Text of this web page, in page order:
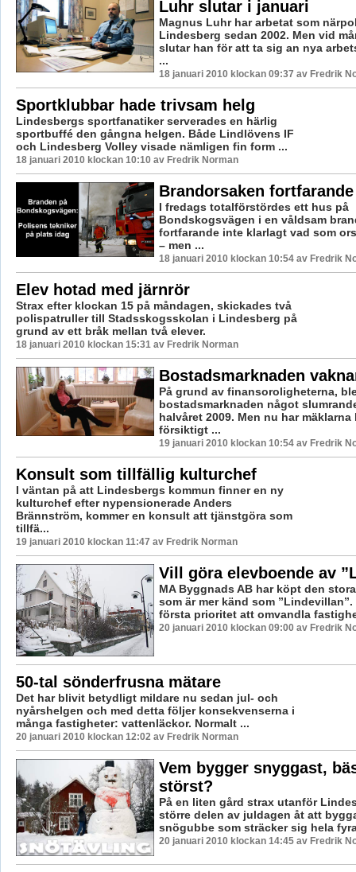
Luhr slutar i januari
Magnus Luhr har arbetat som
Lindesberg sedan 2002. Men vid
slutar han för att ta sig an nya
...
18 januari 2010 klockan 09:37 av Fredrik
Sportklubbar hade trivsam helg
Lindesbergs sportfanatiker serverades en härlig
sportbuffé den gångna helgen. Både Lindlövens IF
och Lindesberg Volley visade nämligen fin form ...
18 januari 2010 klockan 10:10 av Fredrik Norman
Brandorsaken
I fredags totalförstördes ett hus på
Bondskogsvägen i en våldsam
fortfarande inte klarlagt vad som
– men ...
18 januari 2010 klockan 10:54 av Fredrik
Elev hotad med järnrör
Strax efter klockan 15 på måndagen, skickades två
polispatruller till Stadsskogsskolan i Lindesberg på
grund av ett bråk mellan två elever.
18 januari 2010 klockan 15:31 av Fredrik Norman
Bostadsmarknaden
På grund av finansoroligheterna,
bostadsmarknaden något
halvåret 2009. Men nu har
försiktigt ...
19 januari 2010 klockan 10:54 av Fredrik
Konsult som tillfällig kulturchef
I väntan på att Lindesbergs kommun finner en ny
kulturchef efter nypensionerade Anders
Brännström, kommer en konsult att tjänstgöra som
tillfä...
19 januari 2010 klockan 11:47 av Fredrik Norman
Vill göra elevboende av
MA Byggnads AB har köpt den
som är mer känd som ”Lindevillan”.
första prioritet att omvandla
20 januari 2010 klockan 09:00 av Fredrik
50-tal sönderfrusna mätare
Det har blivit betydligt mildare nu sedan jul- och
nyårshelgen och med detta följer konsekvenserna i
många fastigheter: vattenläckor. Normalt ...
20 januari 2010 klockan 12:02 av Fredrik Norman
Vem bygger snyggast,
störst?
På en liten gård strax utanför
större delen av juldagen åt att
snögubbe som sträcker sig hela
20 januari 2010 klockan 14:45 av Fredrik